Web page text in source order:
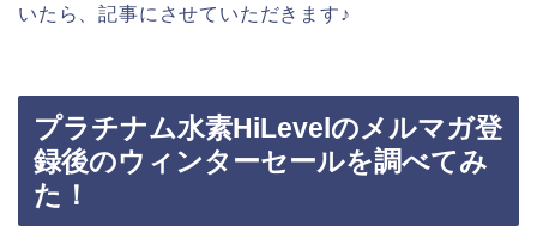
いたら、記事にさせていただきます♪
プラチナム水素HiLevelのメルマガ登
録後のウィンターセールを調べてみ
た！